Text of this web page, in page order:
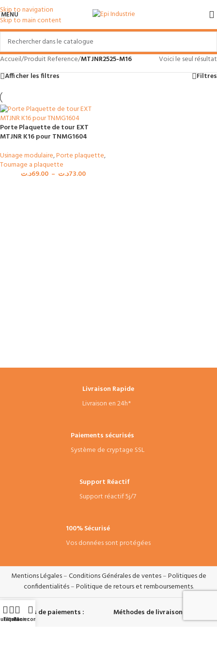
Skip to navigation
Skip to main content
MENU
Accueil/Produit Reference/MTJNR2525-M16
Voici le seul résultat
Afficher les filtres
Filtres
Porte Plaquette de tour EXT
MTJNR K16 pour TNMG1604
Usinage modulaire,Porte plaquette,
Tournage a plaquette
69.00د.ت – 73.00د.ت
Livraison Rapide
Livraison en 24h*
Paiements sécurisés
Système de cryptage SSL
Support Réactif
Support réactif 5j/7
100% Sécurisé
Vos données sont protégées
Mentions Légales–Conditions Générales de ventes–Politiques de
confidentialités–Politique de retours et remboursements.
Systèmes de paiements : Méthodes de livraisons :
FiltresPanier
Mon compte